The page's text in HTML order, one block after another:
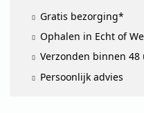
Gratis bezorging*
Ophalen in Echt of
Verzonden binnen
Persoonlijk advies